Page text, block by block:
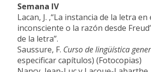
Semana IV
Lacan, J. ,“La instancia de la letra en
inconsciente o la razón desde
de la letra”.
Saussure, F. Curso de lingüística
especificar capítulos) (Fotocopias)